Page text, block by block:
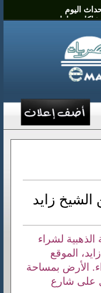
اليوم
وحلول
زايد
الذهبية لشراء
الموقع
الأرض بمساحة
على شارع